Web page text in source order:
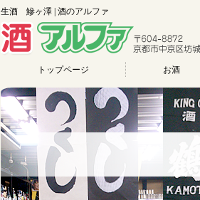
生酒 鰺ヶ澤 | 酒のアルファ
トップページ お酒